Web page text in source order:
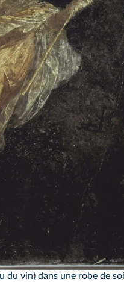
du vin) dans une robe de